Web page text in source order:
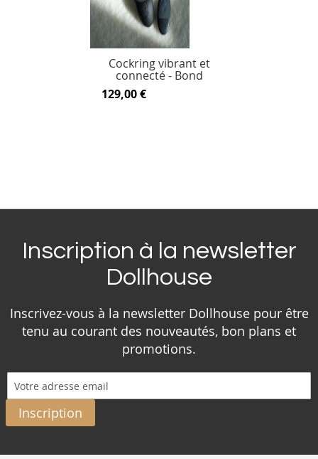
Cockring vibrant et
connecté - Bond
129,00 €
Inscription à la newsletter
Dollhouse
Inscrivez-vous à la newsletter Dollhouse pour être
tenu au courant des nouveautés, bon plans et
promotions.
Inscription